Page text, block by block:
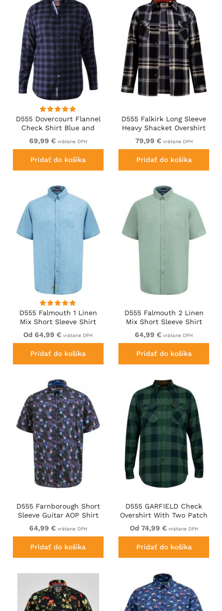
D555 Dovercourt Flannel
Check Shirt Blue and
Black
69,99 € vrátane DPH
Pridať do košíka
D555 Falkirk Long Sleeve
Heavy Shacket Overshirt
Black/Grey
79,99 € vrátane DPH
Pridať do košíka
D555 Falmouth 1 Linen
Mix Short Sleeve Shirt
With Button Down Blue
Od 64,99 € vrátane DPH
Pridať do košíka
D555 Falmouth 2 Linen
Mix Short Sleeve Shirt
With Button Down Mint
64,99 € vrátane DPH
Pridať do košíka
D555 Farnborough Short
Sleeve Guitar AOP Shirt
With Hidden Button Down
Black
64,99 € vrátane DPH
Pridať do košíka
D555 GARFIELD Check
Overshirt With Two Patch
Pockets & Button Down
Collar Navy
Od 74,99 € vrátane DPH
Pridať do košíka